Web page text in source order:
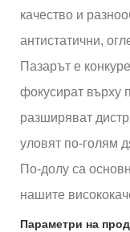
качество и
антистатични,
Пазарът е
фокусират върху
разширяват
уловят по-голям
По-долу са
нашите
Параметри на